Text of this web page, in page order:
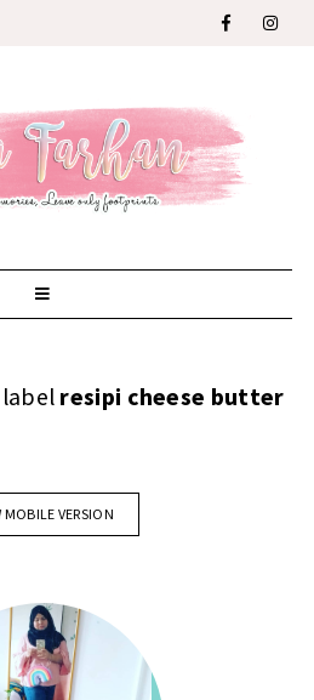
resipi cheese butter
MOBILE VERSION